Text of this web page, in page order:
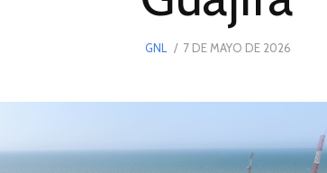
GNL
POSTED
7 DE MAYO DE 2026